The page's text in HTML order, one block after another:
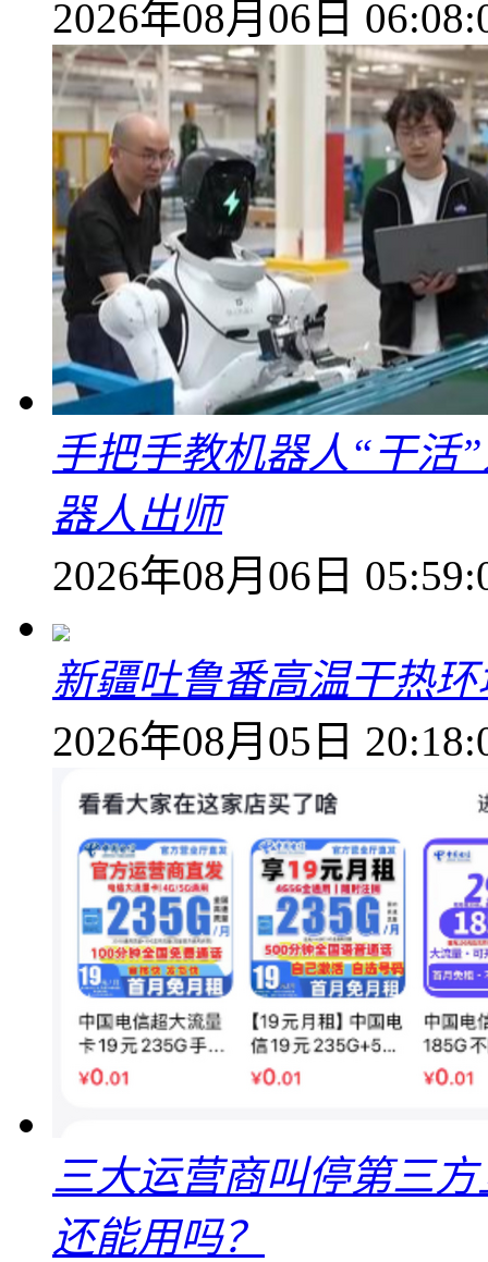
2026年08月06日
手把手教机器人“干活
器人出师
2026年08月06日
新疆吐鲁番高温干热
2026年08月05日
三大运营商叫停第三
还能用吗？